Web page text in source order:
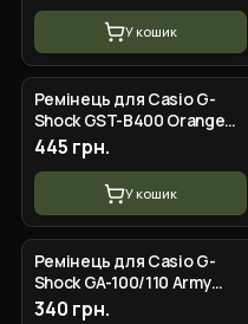
У кошик
Ремінець для Casio G-
Shock GST-B400 Orange
GD
445 грн.
У кошик
Ремінець для Casio G-
Shock GA-100/110 Army
Green SI
340 грн.